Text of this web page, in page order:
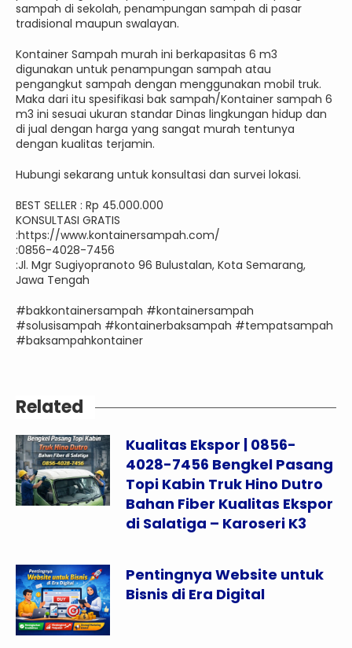
sampah di sekolah, penampungan sampah di pasar
tradisional maupun swalayan.
Kontainer Sampah murah ini berkapasitas 6 m3
digunakan untuk penampungan sampah atau
pengangkut sampah dengan menggunakan mobil truk.
Maka dari itu spesifikasi bak sampah/Kontainer sampah 6
m3 ini sesuai ukuran standar Dinas lingkungan hidup dan
di jual dengan harga yang sangat murah tentunya
dengan kualitas terjamin.
Hubungi sekarang untuk konsultasi dan survei lokasi.
BEST SELLER : Rp 45.000.000
KONSULTASI GRATIS
:https://www.kontainersampah.com/
:0856-4028-7456
:Jl. Mgr Sugiyopranoto 96 Bulustalan, Kota Semarang,
Jawa Tengah
#bakkontainersampah #kontainersampah
#solusisampah #kontainerbaksampah #tempatsampah
#baksampahkontainer
Related
Kualitas Ekspor | 0856-
4028-7456 Bengkel Pasang
Topi Kabin Truk Hino Dutro
Bahan Fiber Kualitas Ekspor
di Salatiga – Karoseri K3
Pentingnya Website untuk
Bisnis di Era Digital